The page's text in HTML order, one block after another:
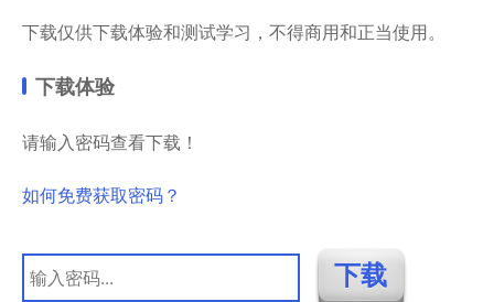
下载仅供下载体验和测试学习，不得商用和正当使用。
下载体验
请输入密码查看下载！
如何免费获取密码？